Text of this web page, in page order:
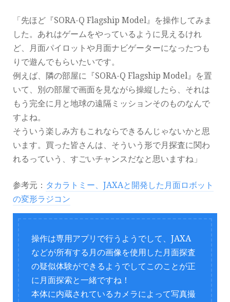
「先ほど『SORA-Q Flagship Model』を操作してみま
した。あれはゲームをやっているように見えるけれ
ど、月面パイロットや月面ナビゲーターになったつも
りで遊んでもらいたいです。
例えば、隣の部屋に『SORA-Q Flagship Model』を置
いて、別の部屋で画面を見ながら操縦したら、それは
もう完全に月と地球の遠隔ミッションそのものなんで
すよね。
そういう楽しみ方もこれならできるんじゃないかと思
います。買った皆さんは、そういう形で月探査に関わ
れるっていう、すごいチャンスだなと思いますね」
参考元： タカラトミー、JAXAと開発した月面ロボット
の変形ラジコン
操作は専用アプリで行うようでして、JAXA
などが所有する月の画像を使用した月面探査
の疑似体験ができるようでしてこのことが正
に月面探索と一緒ですね！
本体に内蔵されているカメラによって写真撮